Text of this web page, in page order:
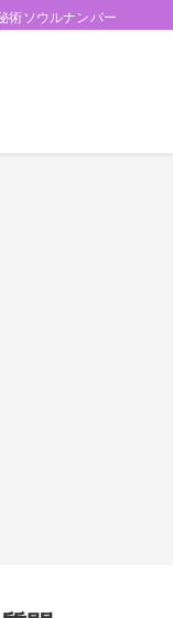
術ソウルナンバー